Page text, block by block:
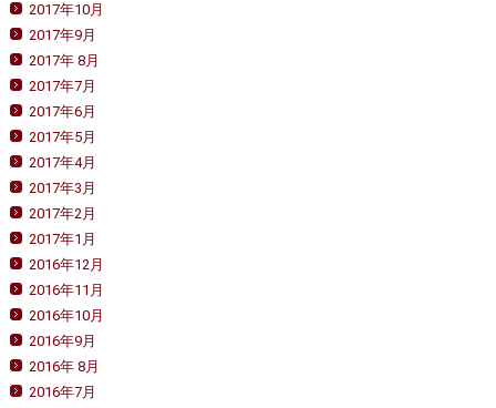
2017年10月
2017年9月
2017年 8月
2017年7月
2017年6月
2017年5月
2017年4月
2017年3月
2017年2月
2017年1月
2016年12月
2016年11月
2016年10月
2016年9月
2016年 8月
2016年7月